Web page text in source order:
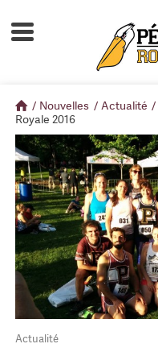
Accueil
Calendrier d'activités
Boutique
Devenir membre
/ Nouvelles / Actualité /
Royale 2016
Actualité